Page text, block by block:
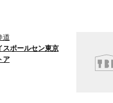
道
スポールセン東京
ア